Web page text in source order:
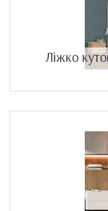
Ліжко